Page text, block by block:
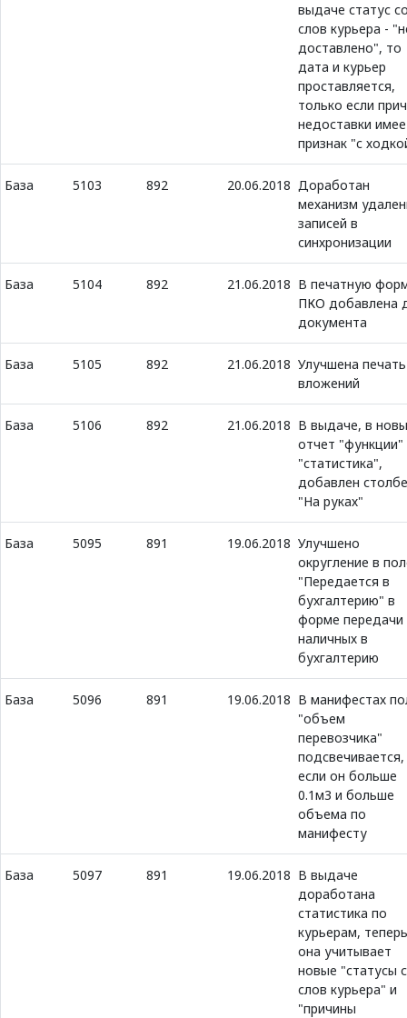
выдаче статус
слов курьера -
доставлено", то
дата и курьер
проставляется,
только если
недоставки
признак "c
База 5103 892 20.06.2018 Доработан
механизм
записей в
синхронизации
База 5104 892 21.06.2018 В печатную
ПКО добавлена
документа
База 5105 892 21.06.2018 Улучшена печать
вложений
База 5106 892 21.06.2018 В выдаче, в
отчет "функции"
"статистика",
добавлен
"На руках"
База 5095 891 19.06.2018 Улучшено
округление в
"Передается в
бухгалтерию" в
форме передачи
наличных в
бухгалтерию
База 5096 891 19.06.2018 В манифестах
"объем
перевозчика"
подсвечивается,
если он больше
0.1м3 и больше
объема по
манифесту
База 5097 891 19.06.2018 В выдаче
доработана
статистика по
курьерам, теперь
она учитывает
новые "статусы
слов курьера" и
"причины